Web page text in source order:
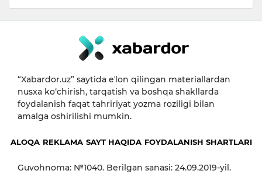
“Xabardor.uz” saytida eʼlon qilingan materiallardan
nusxa ko‘chirish, tarqatish va boshqa shakllarda
foydalanish faqat tahririyat yozma roziligi bilan
amalga oshirilishi mumkin.
ALOQA REKLAMA SAYT HAQIDA FOYDALANISH SHARTLARI
Guvohnoma: №1040. Berilgan sanasi: 24.09.2019-yil.